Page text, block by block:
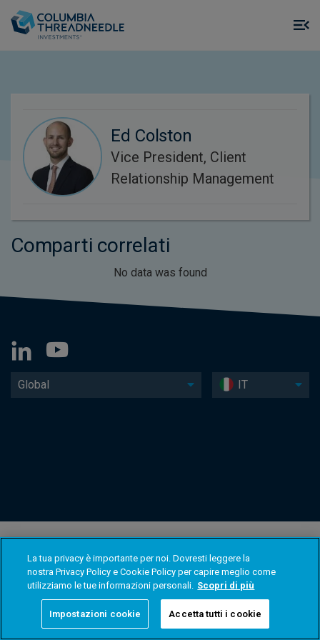
Ed Colston
Vice President, Client
Relationship Management
Comparti correlati
No data was found
Global IT
La tua privacy è importante per noi. Dovresti leggere la
nostra Privacy Policy e Cookie Policy per capire meglio come
utilizziamo le tue informazioni personali. Scopri di più
Impostazioni cookie Accetta tutti i cookie